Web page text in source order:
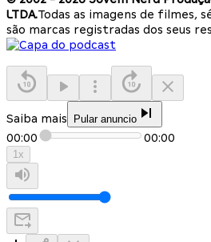
LTDA.Todas as imagens de filmes,
são marcas registradas dos seus
Saiba mais Pular anuncio
00:00 00:00
1x